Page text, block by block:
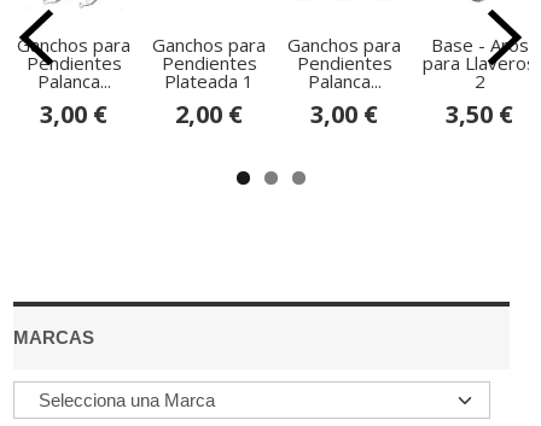
MARCAS
Ganchos para
Pendientes
Palanca...
3,00 €
Ganchos para
Pendientes
Plateada 1
2,00 €
Ganchos para
Pendientes
Palanca...
3,00 €
Base - Aros
para Llaveros
2
3,50 €